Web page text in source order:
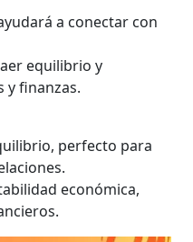
a conectar con
equilibrio y
y finanzas.
perfecto para
económica,